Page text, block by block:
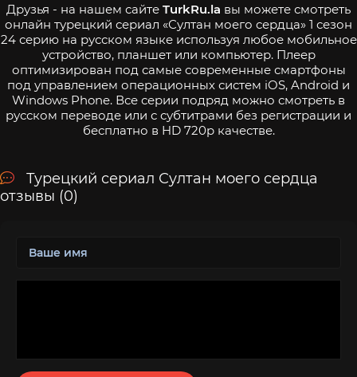
Друзья - на нашем сайте TurkRu.la вы можете смотреть
онлайн турецкий сериал «Султан моего сердца» 1 сезон
24 серию на русском языке используя любое мобильное
устройство, планшет или компьютер. Плеер
оптимизирован под самые современные смартфоны
под управлением операционных систем iOS, Android и
Windows Phone. Все серии подряд можно смотреть в
русском переводе или с субтитрами без регистрации и
бесплатно в HD 720p качестве.
Турецкий сериал Султан моего сердца
отзывы (0)